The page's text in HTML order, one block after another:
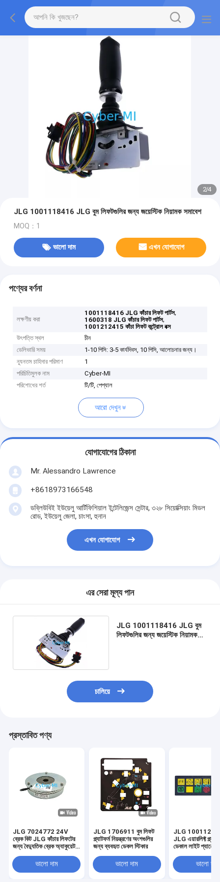
2/4
JLG 1001118416 JLG বুম লিফটগুলির জন্য জয়েস্টিক নিয়ামক সমাবেশ
MOQ：1
ভালো দাম এখন যোগাযোগ
পণ্যের বর্ণনা
লক্ষণীয় করা
1001118416 JLG কাঁচার লিফট পার্টস,
1600318 JLG কাঁচার লিফট পার্টস,
1001212415 কাঁচা লিফট কন্ট্রোল বক্স
উৎপত্তি স্থল
চীন
ডেলিভারি সময়
1-10 পিসি: 3-5 কার্যদিবস, 10 পিসি, আলোচনার জন্য।
ন্যূনতম চাহিদার পরিমাণ
1
পরিচিতিমুলক নাম
Cyber-MI
পরিশোধের শর্ত
টি/টি, পেপ্যাল
আরো দেখুন
যোগাযোগের ঠিকানা
Mr. Alessandro Lawrence
+8618973166548
ডব্লিউবিই ইউয়েলু আর্টিফিশিয়াল ইন্টেলিজেন্স সেন্টার, ৩২৮ সিয়োক্সিয়াং মিডল
রোড, ইউয়েলু জেলা, চাংসা, হুনান
এখন যোগাযোগ
এর সেরা মূল্য পান
JLG 1001118416 JLG বুম
লিফটগুলির জন্য জয়েস্টিক নিয়ামক
চালিয়ে
প্রস্তাবিত পণ্য
JLG 7024772 24V
ব্রেক কিট JLG কাঁচার লিফটের
জন্য বৈদ্যুতিক ব্রেক অ্যাকুয়েটর
ভালো দাম
JLG 1706911 বুম লিফট
প্ল্যাটফর্ম নিয়ন্ত্রণের অংশগুলির
জন্য ব্যবহৃত ডেকল স্টিকার
ভালো দাম
JLG
JLG এয়ারলিফ্ট
ডেকাল লাইট প্যানেল
ভালো দাম